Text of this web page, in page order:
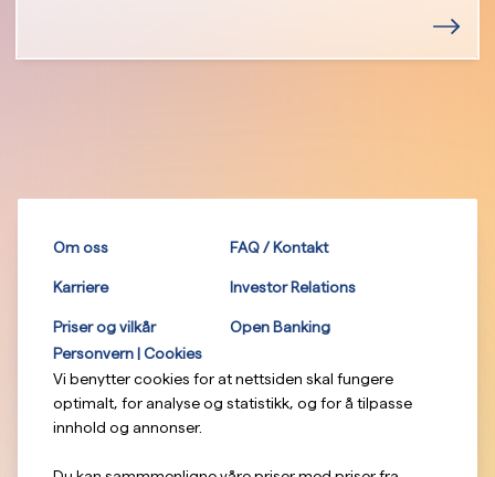
Om oss FAQ / Kontakt
Karriere Investor Relations
Priser og vilkår
Open Banking
Personvern | Cookies
Vi benytter cookies for at nettsiden skal fungere
optimalt, for analyse og statistikk, og for å tilpasse
innhold og annonser.